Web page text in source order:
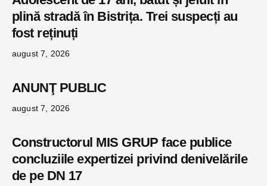
plină stradă în Bistrița. Trei suspecți au
fost reținuți
august 7, 2026
ANUNŢ PUBLIC
august 7, 2026
Constructorul MIS GRUP face publice
concluziile expertizei privind denivelările
de pe DN 17